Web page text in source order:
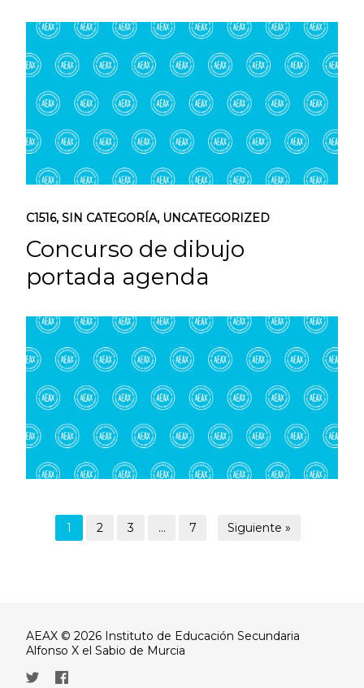
C1516, SIN CATEGORÍA, UNCATEGORIZED
Concurso de dibujo
portada agenda
1 2 3 … 7 Siguiente »
AEAX © 2026 Instituto de Educación Secundaria
Alfonso X el Sabio de Murcia